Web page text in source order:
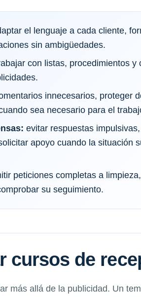
el lenguaje a cada cliente,
sin ambigüedades.
con listas, procedimientos y
innecesarios, proteger
sea necesario para el
evitar respuestas
apoyo cuando la situación
peticiones completas a
su seguimiento.
cursos de
más allá de la publicidad. Un